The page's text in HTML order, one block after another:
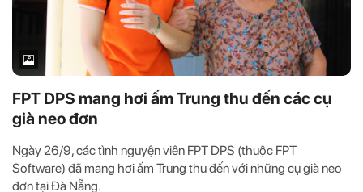
FPT DPS mang hơi ấm Trung thu đến các cụ
già neo đơn
Ngày 26/9, các tình nguyện viên FPT DPS (thuộc FPT
Software) đã mang hơi ấm Trung thu đến với những cụ già neo
đơn tại Đà Nẵng.